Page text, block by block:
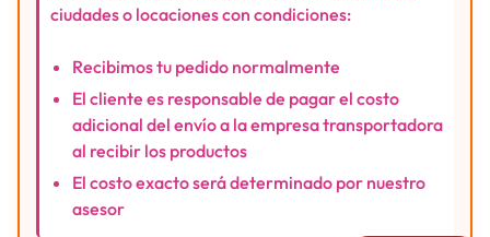
ciudades o locaciones con condiciones:
Recibimos tu pedido normalmente
El cliente es responsable de pagar el costo
adicional del envío a la empresa transportadora
al recibir los productos
El costo exacto será determinado por nuestro
asesor